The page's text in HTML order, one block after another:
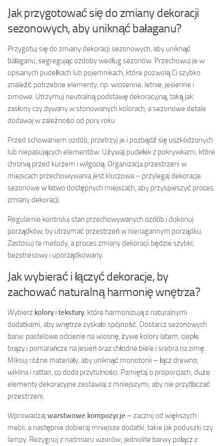
Jak przygotować się do zmiany dekoracji
sezonowych, aby uniknąć bałaganu?
Przygotuj się do zmiany dekoracji sezonowych, aby uniknąć
bałaganu, segregując ozdoby według sezonów. Przechowuj je w
opisanych pudełkach lub pojemnikach, które pozwolą Ci szybko
znaleźć potrzebne elementy, np. wiosenne, letnie, jesienne i
zimowe. Utrzymuj neutralną podstawę dekoracyjną, taką jak
zasłony czy dywany w stonowanych kolorach, a sezonowe detale
dodawaj w zależności od pory roku.
Przed schowaniem ozdób, przetrzyj je i pozbądź się uszkodzonych
lub niepasujących elementów. Używaj pudełek z pokrywkami, które
chronią przed kurzem i wilgocią. Organizacja przestrzeni w
miejscach przechowywania jest kluczowa – przylegaj dekoracje
sezonowe w łatwo dostępnych miejscach, aby przyspieszyć proces
zmiany dekoracji.
Regularnie kontroluj stan przechowywanych ozdób i dokonuj
porządków, by utrzymać przestrzeń w nienagannym porządku.
Zastosuj te metody, a proces zmiany dekoracji będzie szybki,
bezstresowy i uporządkowany.
Jak wybierać i łączyć dekoracje, by
zachować naturalną harmonię wnętrza?
Wybierz kolory i tekstury , które harmonizują z naturalnymi
dodatkami, aby wnętrze zyskało spójność. Dostarcz sezonowych
barw: pastelowe odcienie na wiosnę, żywe kolory latem, ciepłe
brązy i pomarańcze na jesień oraz chłodne biele i srebra na zimę.
Miksuj różne materiały, aby uniknąć monotonii – łącz drewno,
wiklina i rattan, co doda przytulności. Pamiętaj o proporcjach; duże
elementy dekoracyjne zestawiaj z mniejszymi, aby nie przytłaczać
przestrzeni.
Wprowadzaj warstwowe kompozycje – zacznij od większych
mebli, a następnie dobieraj mniejsze dodatki, takie jak poduszki czy
lampy. Rezygnuj z nadmiaru wzorów; jednolite barwy połącz z